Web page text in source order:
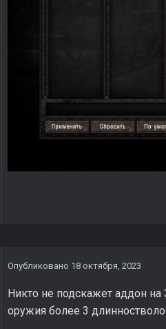
Опубликовано 18 октября, 2023
Никто не подскажет аддон
оружия более 3